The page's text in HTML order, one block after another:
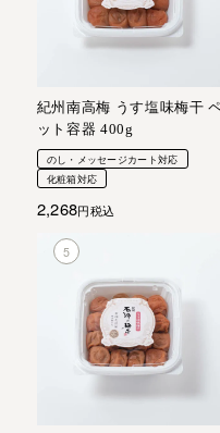
紀州南高梅 うす塩味梅干
ット容器 400g
のし・メッセージカート対応
化粧箱対応
2,268 税込